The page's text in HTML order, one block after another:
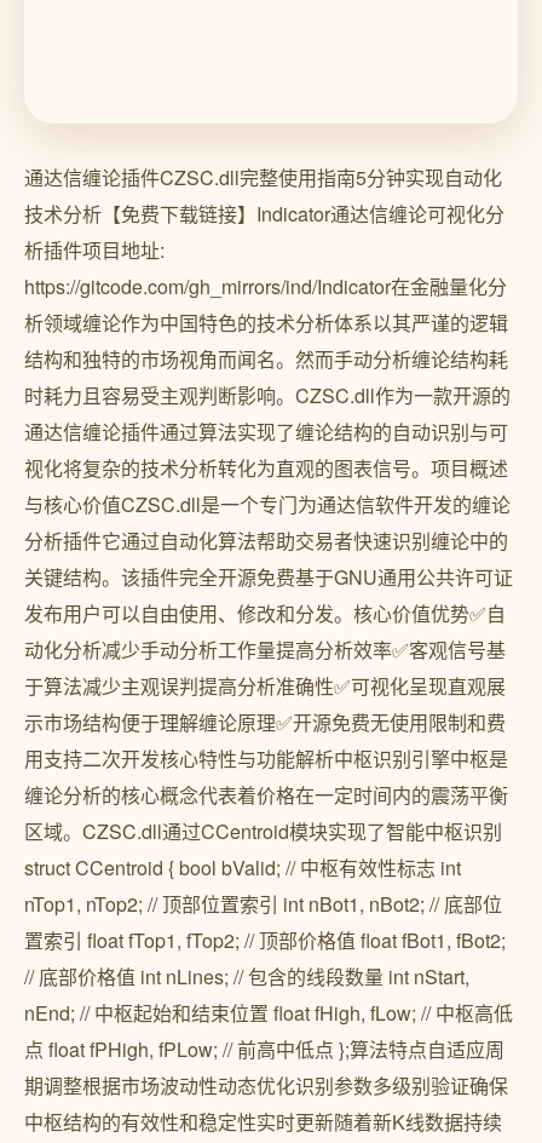
通达信缠论插件CZSC.dll完整使用指南5分钟实现自动化
技术分析【免费下载链接】Indicator通达信缠论可视化分
析插件项目地址:
https://gitcode.com/gh_mirrors/ind/Indicator在金融量化分
析领域缠论作为中国特色的技术分析体系以其严谨的逻辑
结构和独特的市场视角而闻名。然而手动分析缠论结构耗
时耗力且容易受主观判断影响。CZSC.dll作为一款开源的
通达信缠论插件通过算法实现了缠论结构的自动识别与可
视化将复杂的技术分析转化为直观的图表信号。项目概述
与核心价值CZSC.dll是一个专门为通达信软件开发的缠论
分析插件它通过自动化算法帮助交易者快速识别缠论中的
关键结构。该插件完全开源免费基于GNU通用公共许可证
发布用户可以自由使用、修改和分发。核心价值优势✅自
动化分析减少手动分析工作量提高分析效率✅客观信号基
于算法减少主观误判提高分析准确性✅可视化呈现直观展
示市场结构便于理解缠论原理✅开源免费无使用限制和费
用支持二次开发核心特性与功能解析中枢识别引擎中枢是
缠论分析的核心概念代表着价格在一定时间内的震荡平衡
区域。CZSC.dll通过CCentroid模块实现了智能中枢识别
struct CCentroid { bool bValid; // 中枢有效性标志 int
nTop1, nTop2; // 顶部位置索引 int nBot1, nBot2; // 底部位
置索引 float fTop1, fTop2; // 顶部价格值 float fBot1, fBot2;
// 底部价格值 int nLines; // 包含的线段数量 int nStart,
nEnd; // 中枢起始和结束位置 float fHigh, fLow; // 中枢高低
点 float fPHigh, fPLow; // 前高中低点 };算法特点自适应周
期调整根据市场波动性动态优化识别参数多级别验证确保
中枢结构的有效性和稳定性实时更新随着新K线数据持续